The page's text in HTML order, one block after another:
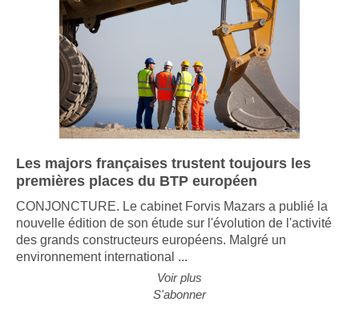
Les majors françaises trustent toujours les
premières places du BTP européen
CONJONCTURE. Le cabinet Forvis Mazars a publié la
nouvelle édition de son étude sur l'évolution de l'activité
des grands constructeurs européens. Malgré un
environnement international ...
Voir plus
S'abonner